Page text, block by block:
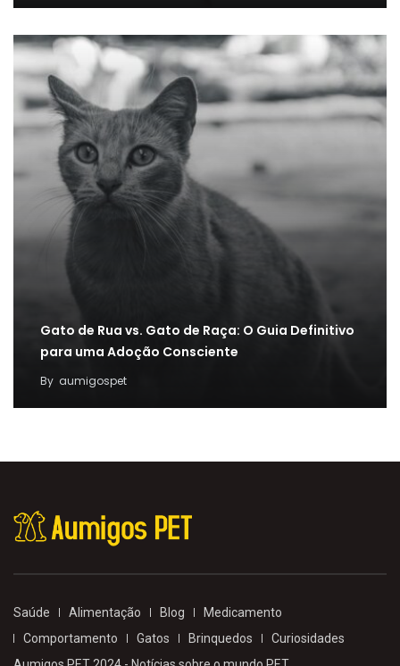
Gato de Rua vs. Gato de Raça: O Guia Definitivo
para uma Adoção Consciente
By aumigospet
Saúde Alimentação Blog
Medicamento
Comportamento
Gatos Brinquedos
Curiosidades